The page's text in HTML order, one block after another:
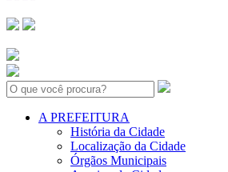
Search:
A PREFEITURA
História da Cidade
Localização da Cidade
Órgãos Municipais